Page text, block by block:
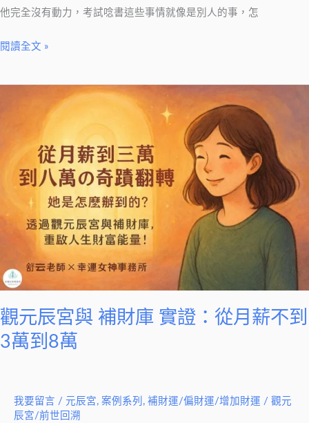
他完全沒有動力，考試唸書這些事情就像是別人的事，怎
閱讀全文 »
觀元辰宮與 補財庫 實證：從月薪不到
3萬到8萬
我要留言 / 元辰宮, 案例系列 , 補財運/偏財運/增加財運 / 觀元
辰宮/前世回溯
從
薪
不